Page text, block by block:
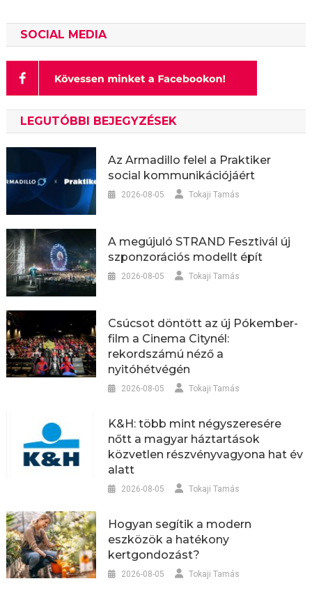
SOCIAL MEDIA
LEGUTÓBBI BEJEGYZÉSEK
Az Armadillo felel a Praktiker
social kommunikációjáért
2026-08-05 Tokaji Tamás
A megújuló STRAND Fesztivál új
szponzorációs modellt épít
2026-08-05 Tokaji Tamás
Csúcsot döntött az új Pókember-
film a Cinema Citynél:
rekordszámú néző a
nyitóhétvégén
2026-08-05 Tokaji Tamás
K&H: több mint négyszeresére
nőtt a magyar háztartások
közvetlen részvényvagyona hat év
alatt
2026-08-05 Tokaji Tamás
Hogyan segítik a modern
eszközök a hatékony
kertgondozást?
2026-08-05 Tokaji Tamás